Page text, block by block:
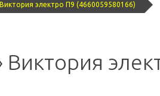
электро П9 (4660059580166)